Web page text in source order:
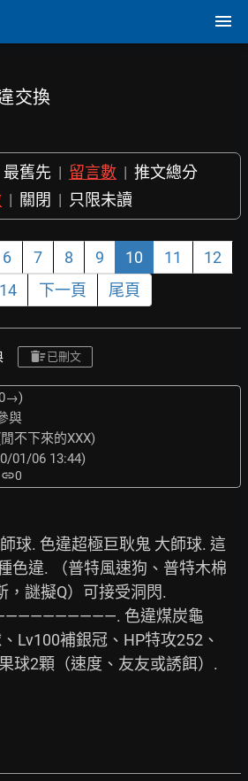
交換
最舊先 | 留言數 | 推文總分
| 關閉 | 只限未讀
6 7 8 9 10 11
12
14 下一頁 尾頁
已刪文
)
與
不下來的XXX)
01/06 13:44)
link0
球. 色違超極巨耿鬼 大師球. 這
色違. （普特風速狗、普特木棉
，謎擬Q）可接受洞閃.
色違煤炭龜
Lv100補銀冠、HP特攻252、
球2顆（速度、友友或誘餌）.